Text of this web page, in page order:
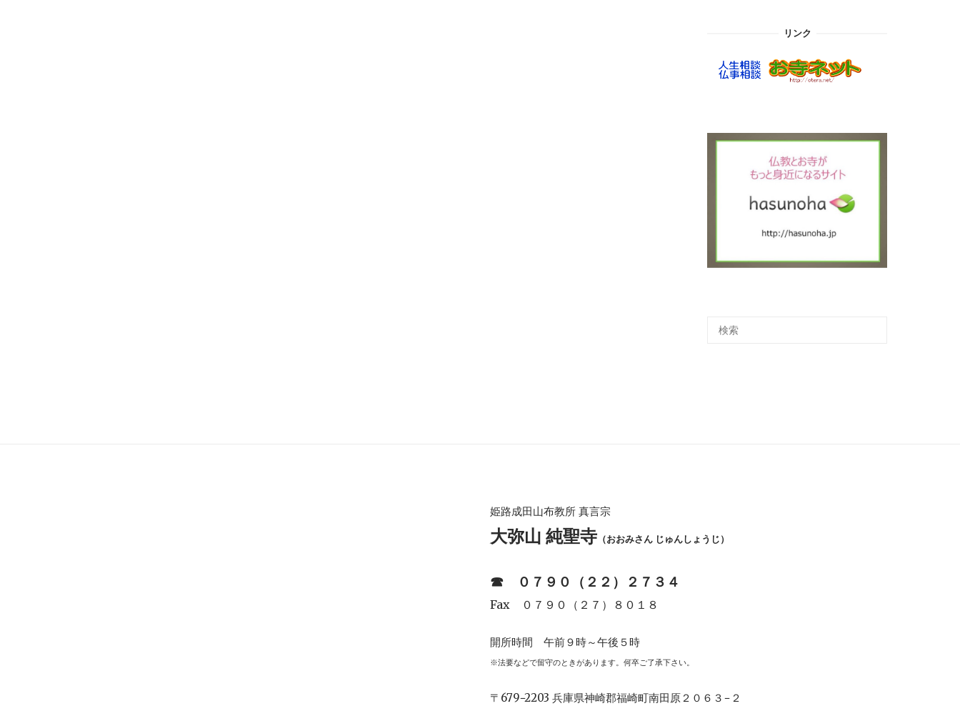
リンク
姫路成田山布教所 真言宗
大弥山 純聖寺 （おおみさん じゅんしょうじ）
☎︎ ０７９０（２２）２７３４
Fax ０７９０（２７）８０１８
開所時間 午前９時～午後５時
※法要などで留守のときがあります。何卒ご了承下さい。
〒679−2203 兵庫県神崎郡福崎町南田原２０６３−２